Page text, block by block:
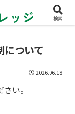
について
2026.06.18
い。
検索